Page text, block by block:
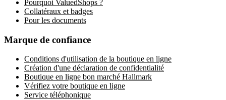
Pourquoi ValuedShops ?
Collatéraux et badges
Pour les documents
Marque de confiance
Conditions d'utilisation de la boutique en ligne
Création d'une déclaration de confidentialité
Boutique en ligne bon marché Hallmark
Vérifiez votre boutique en ligne
Service téléphonique